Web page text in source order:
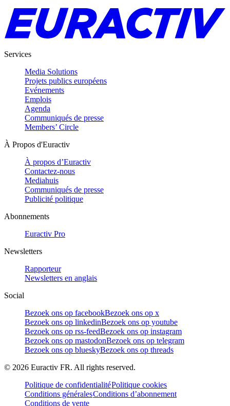
Services
Media Solutions
Projets publics européens
Evénements
Emplois
Agenda
Communiqués de presse
Members’ Circle
À Propos d'Euractiv
À propos d’Euractiv
Contactez-nous
Mediahuis
Communiqués de presse
Publicité politique
Abonnements
Euractiv Pro
Newsletters
Rapporteur
Newsletters en anglais
Social
Bezoek ons op facebookBezoek ons op x
Bezoek ons op linkedinBezoek ons op youtube
Bezoek ons op rss-feedBezoek ons op instagram
Bezoek ons op mastodonBezoek ons op telegram
Bezoek ons op blueskyBezoek ons op threads
© 2026 Euractiv FR. All rights reserved.
Politique de confidentialitéPolitique cookies
Conditions généralesConditions d’abonnement
Conditions de vente